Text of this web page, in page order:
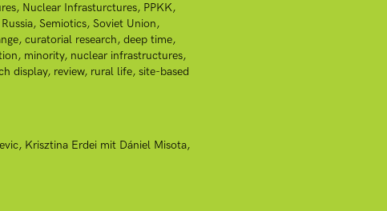
Nuclear Infrasturctures PPKK
Russia Semiotics Soviet Union
curatorial research deep time
minority nuclear infrastructures
display review rural life site-based
Krisztina Erdei mit Dániel Misota